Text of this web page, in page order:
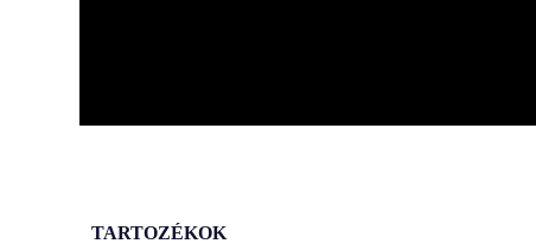
TARTOZÉKOK